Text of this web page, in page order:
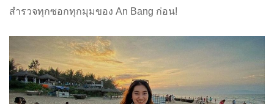
สำรวจทุกซอกทุกมุมของ An Bang ก่อน!